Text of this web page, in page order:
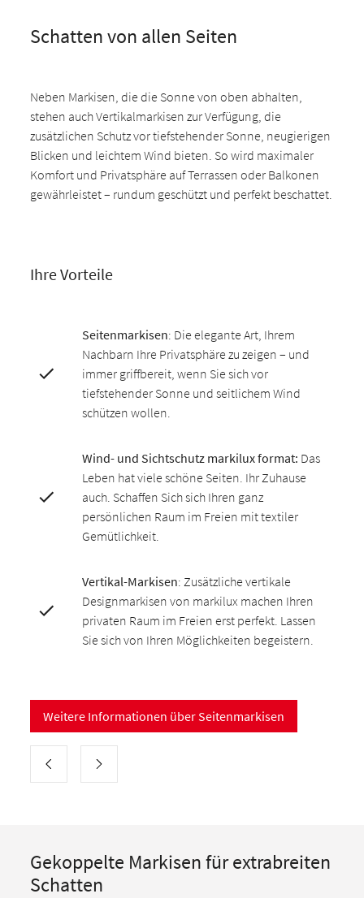
Schatten von allen Seiten
Neben Markisen, die die Sonne von oben abhalten,
stehen auch Vertikalmarkisen zur Verfügung, die
zusätzlichen Schutz vor tiefstehender Sonne, neugierigen
Blicken und leichtem Wind bieten. So wird maximaler
Komfort und Privatsphäre auf Terrassen oder Balkonen
gewährleistet – rundum geschützt und perfekt beschattet.
Ihre Vorteile
Seitenmarkisen: Die elegante Art, Ihrem
Nachbarn Ihre Privatsphäre zu zeigen – und
immer griffbereit, wenn Sie sich vor
tiefstehender Sonne und seitlichem Wind
schützen wollen.
Wind- und Sichtschutz markilux format: Das
Leben hat viele schöne Seiten. Ihr Zuhause
auch. Schaffen Sich sich Ihren ganz
persönlichen Raum im Freien mit textiler
Gemütlichkeit.
Vertikal-Markisen: Zusätzliche vertikale
Designmarkisen von markilux machen Ihren
privaten Raum im Freien erst perfekt. Lassen
Sie sich von Ihren Möglichkeiten begeistern.
Weitere Informationen über Seitenmarkisen
Gekoppelte Markisen für extrabreiten
Schatten